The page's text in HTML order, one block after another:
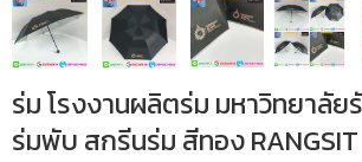
ร่ม โรงงานผลิตร่ม มหาวิทยาลั
ร่มพับ สกรีนร่ม สีทอง RANGSIT